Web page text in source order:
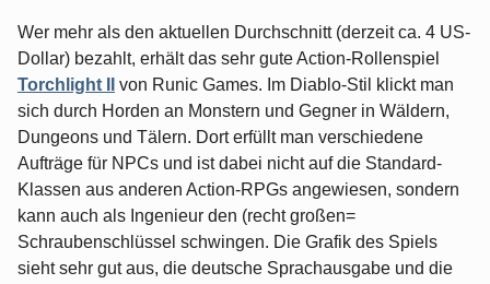
Wer mehr als den aktuellen Durchschnitt (derzeit ca. 4 US-
Dollar) bezahlt, erhält das sehr gute Action-Rollenspiel
Torchlight II
von Runic Games. Im Diablo-Stil klickt man
sich durch Horden an Monstern und Gegner in Wäldern,
Dungeons und Tälern. Dort erfüllt man verschiedene
Aufträge für NPCs und ist dabei nicht auf die Standard-
Klassen aus anderen Action-RPGs angewiesen, sondern
kann auch als Ingenieur den (recht großen=
Schraubenschlüssel schwingen. Die Grafik des Spiels
sieht sehr gut aus, die deutsche Sprachausgabe und die